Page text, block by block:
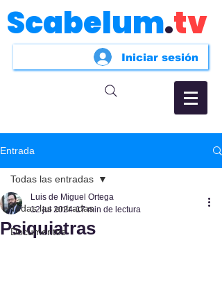
Scabelum.tv
Iniciar sesión
Entrada
Todas las entradas
Documentos
Todas las entradas
Psiquiatras
Luis de Miguel Ortega
12 jul 2024 17 min de lectura